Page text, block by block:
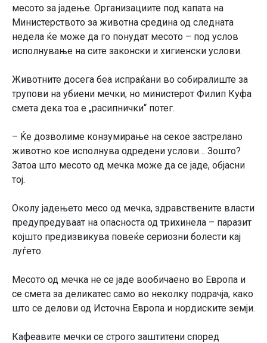
месото за јадење. Организациите под капата на
Министерството за животна средина од следната
недела ќе може да го понудат месото – под услов
исполнување на сите законски и хигиенски услови.
Животните досега беа испраќани во собиралиште за
трупови на убиени мечки, но министерот Филип Куфа
смета дека тоа е „расипнички“ потег.
– Ќе дозволиме конзумирање на секое застрелано
животно кое исполнува одредени услови… Зошто?
Затоа што месото од мечка може да се јаде, објасни
тој.
Околу јадењето месо од мечка, здравствените власти
предупредуваат на опасноста од трихинела – паразит
којшто предизвикува повеќе сериозни болести кај
луѓето.
Месото од мечка не се јаде вообичаено во Европа и
се смета за деликатес само во неколку подрачја, како
што се делови од Источна Европа и нордиските земји.
Кафеавите мечки се строго заштитени според